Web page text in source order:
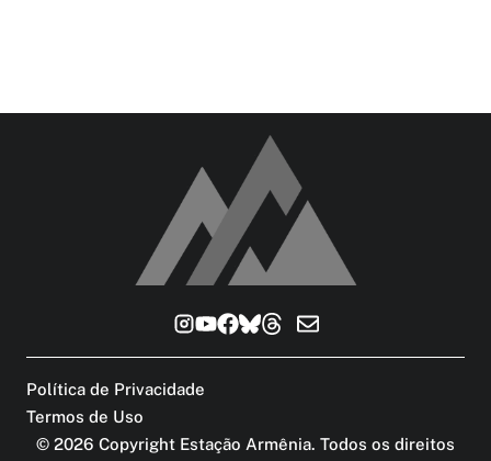
© 2026 Copyright Estação Armênia. Todos os direitos
Política de Privacidade
Termos de Uso